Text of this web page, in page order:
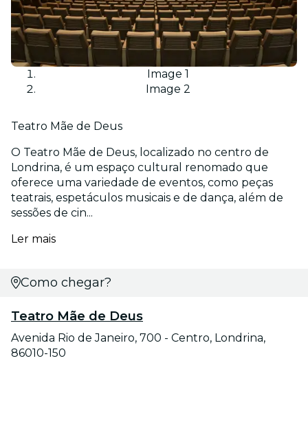
Image 1
Image 2
Teatro Mãe de Deus
O Teatro Mãe de Deus, localizado no centro de
Londrina, é um espaço cultural renomado que
oferece uma variedade de eventos, como peças
teatrais, espetáculos musicais e de dança, além de
sessões de cin...
Ler mais
Como chegar?
Teatro Mãe de Deus
Avenida Rio de Janeiro, 700 - Centro, Londrina,
86010-150